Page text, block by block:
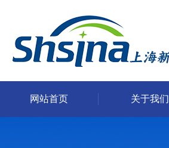
网站首页 关于我们